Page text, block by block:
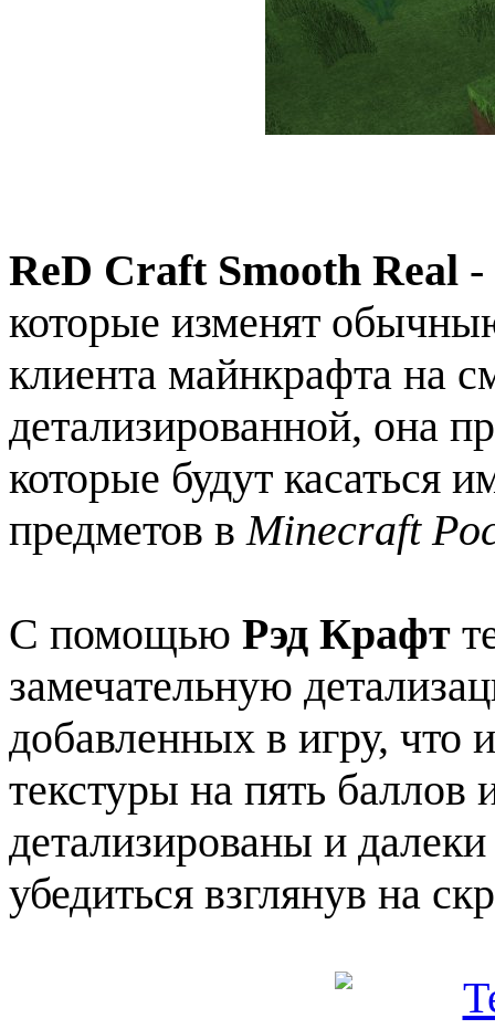
ReD Craft Smooth Real -
которые изменят
клиента майнкрафта на
детализированной, она
которые будут касаться
предметов в Minecraft
С помощью Рэд Крафт
замечательную
добавленных в игру, что
текстуры на пять
детализированы и
убедиться взглянув на